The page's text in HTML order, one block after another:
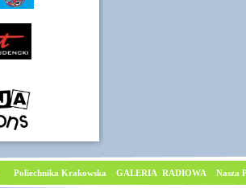
Poliechnika Krakowska GALERIA RADIOWA Nasza